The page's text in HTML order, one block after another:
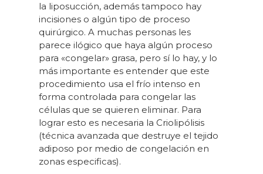
la liposucción, además tampoco hay
incisiones o algún tipo de proceso
quirúrgico. A muchas personas les
parece ilógico que haya algún proceso
para «congelar» grasa, pero sí lo hay, y lo
más importante es entender que este
procedimiento usa el frío intenso en
forma controlada para congelar las
células que se quieren eliminar. Para
lograr esto es necesaria la Criolipólisis
(técnica avanzada que destruye el tejido
adiposo por medio de congelación en
zonas especificas).